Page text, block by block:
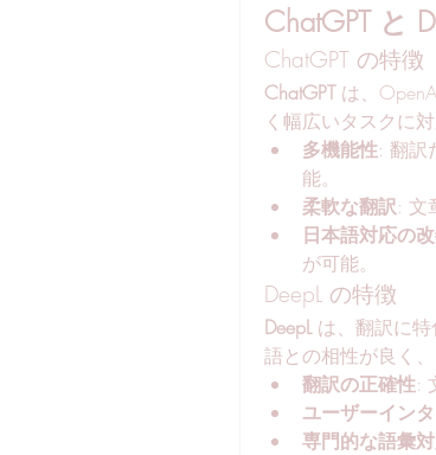
ChatGPT と
ChatGPT の特徴
ChatGPT は、
く幅広いタスクに
多機能性: 翻訳
能。
柔軟な翻訳: 文
日本語対応の
が可能。
DeepL の特徴
DeepL は、翻訳に特
語との相性が良く
翻訳の正確性:
ユーザーイン
専門的な語彙